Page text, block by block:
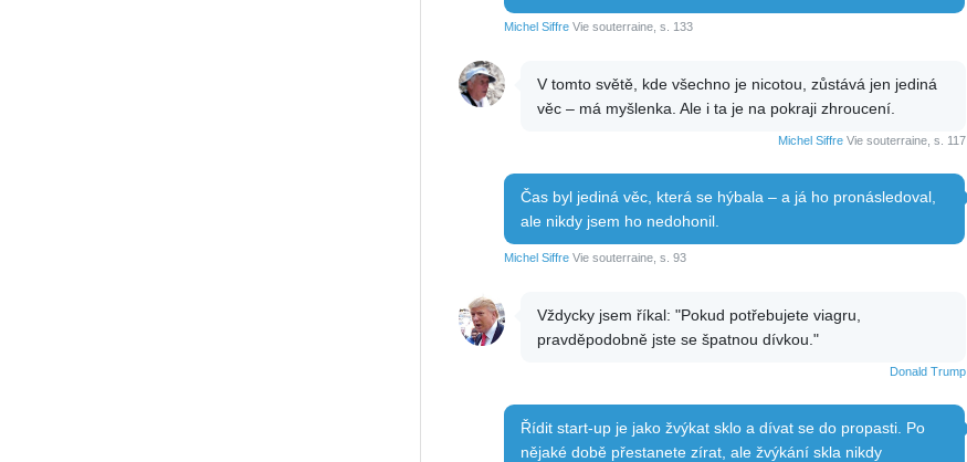
Michel SiffreVie souterraine, s. 133
V tomto světě, kde všechno je nicotou, zůstává jen jediná
věc – má myšlenka. Ale i ta je na pokraji zhroucení.
Michel SiffreVie souterraine, s. 117
Čas byl jediná věc, která se hýbala – a já ho pronásledoval,
ale nikdy jsem ho nedohonil.
Michel SiffreVie souterraine, s. 93
Vždycky jsem říkal: "Pokud potřebujete viagru,
pravděpodobně jste se špatnou dívkou."
Donald Trump
Řídit start-up je jako žvýkat sklo a dívat se do propasti. Po
nějaké době přestanete zírat, ale žvýkání skla nikdy